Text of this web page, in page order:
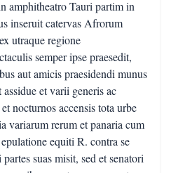
amphitheatro Tauri partim in
inseruit catervas Afrorum
utraque regione
semper ipse praesedit,
aut amicis praesidendi munus
et varii generis ac
nocturnos accensis tota urbe
variarum rerum et panaria cum
equiti R. contra se
suas misit, sed et senatori